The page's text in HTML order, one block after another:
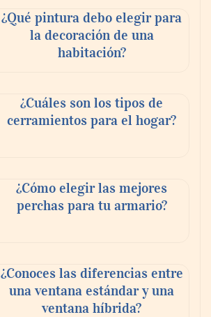
¿Qué pintura debo elegir para
la decoración de una
habitación?
¿Cuáles son los tipos de
cerramientos para el hogar?
¿Cómo elegir las mejores
perchas para tu armario?
¿Conoces las diferencias entre
una ventana estándar y una
ventana híbrida?